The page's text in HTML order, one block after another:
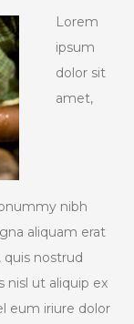
Lorem
ipsum
dolor sit
amet,
nibh
aliquam erat
nostrud
nisl ut aliquip ex
eum iriure dolor